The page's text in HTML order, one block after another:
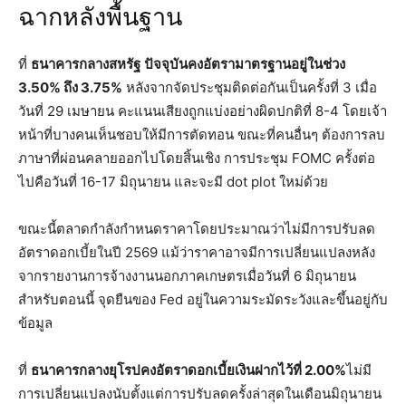
ฉากหลังพื้นฐาน
ที่ ธนาคารกลางสหรัฐ ปัจจุบันคงอัตรามาตรฐานอยู่ในช่วง
3.50% ถึง 3.75% หลังจากจัดประชุมติดต่อกันเป็นครั้งที่ 3 เมื่อ
วันที่ 29 เมษายน คะแนนเสียงถูกแบ่งอย่างผิดปกติที่ 8-4 โดยเจ้า
หน้าที่บางคนเห็นชอบให้มีการตัดทอน ขณะที่คนอื่นๆ ต้องการลบ
ภาษาที่ผ่อนคลายออกไปโดยสิ้นเชิง การประชุม FOMC ครั้งต่อ
ไปคือวันที่ 16-17 มิถุนายน และจะมี dot plot ใหม่ด้วย
ขณะนี้ตลาดกำลังกำหนดราคาโดยประมาณว่าไม่มีการปรับลด
อัตราดอกเบี้ยในปี 2569 แม้ว่าราคาอาจมีการเปลี่ยนแปลงหลัง
จากรายงานการจ้างงานนอกภาคเกษตรเมื่อวันที่ 6 มิถุนายน
สำหรับตอนนี้ จุดยืนของ Fed อยู่ในความระมัดระวังและขึ้นอยู่กับ
ข้อมูล
ที่ ธนาคารกลางยุโรปคงอัตราดอกเบี้ยเงินฝากไว้ที่ 2.00%ไม่มี
การเปลี่ยนแปลงนับตั้งแต่การปรับลดครั้งล่าสุดในเดือนมิถุนายน